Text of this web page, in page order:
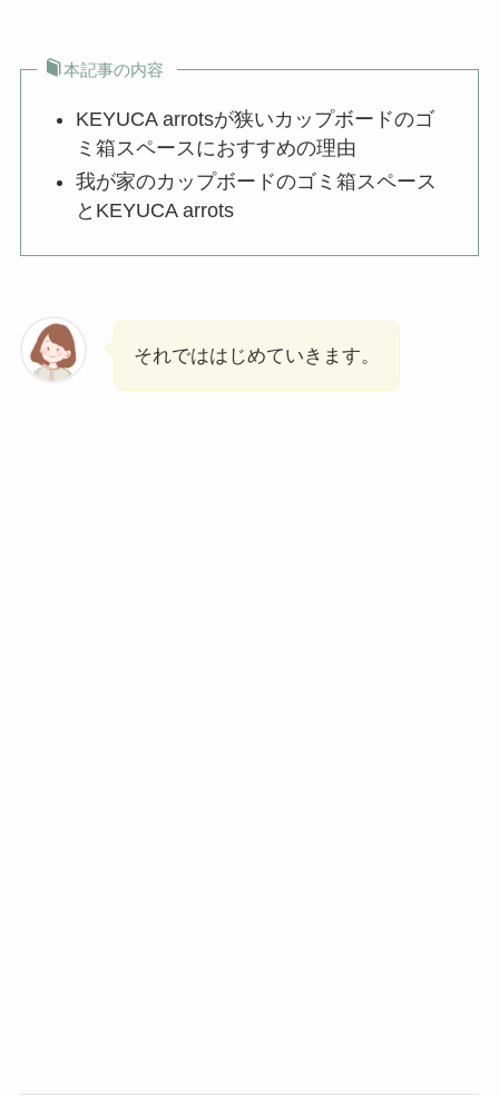
本記事の内容
KEYUCA arrotsが狭いカップボードのゴ
ミ箱スペースにおすすめの理由
我が家のカップボードのゴミ箱スペース
とKEYUCA arrots
それでははじめていきます。